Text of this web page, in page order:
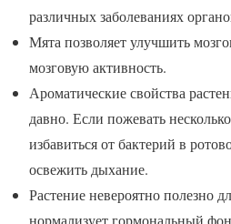
различных заболеваниях
Мята позволяет улучшить
мозговую активность.
Ароматические свойства
давно. Если пожевать
избавиться от бактерий в
освежить дыхание.
Растение невероятно полезно